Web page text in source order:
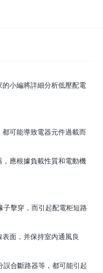
小編將詳細分析低壓配電
可能導致電器元件過載而
應根據負載性質和電動機
擊穿，而引起配電柜短路
面，并保持室內通風良
合斷路器等，都可能引起